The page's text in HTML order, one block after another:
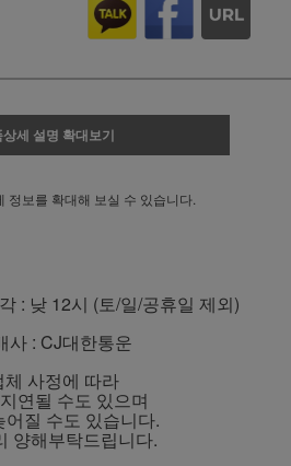
세 설명 확대보기
정보를 확대해 보실 수 있습니다.
: 낮 12시 (토/일/공휴일 제외)
사 : CJ대한통운
체 사정에 따라
연될 수도 있으며
어질 수도 있습니다.
양해부탁드립니다.